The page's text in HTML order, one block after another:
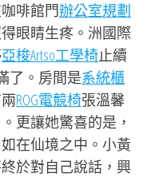
啡館門辦公室規劃
眼睛生疼。洲國際
亞梭Artso工學椅止續
了。房間是系統櫃
ROG電競椅張溫馨
更讓她驚喜的是，
在仙境之中。小黃
於對自己說話，興